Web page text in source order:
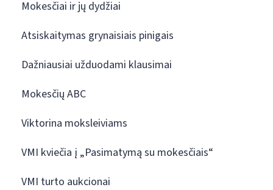
Mokesčiai ir jų dydžiai
Atsiskaitymas grynaisiais pinigais
Dažniausiai užduodami klausimai
Mokesčių ABC
Viktorina moksleiviams
VMI kviečia į „Pasimatymą su mokesčiais“
VMI turto aukcionai